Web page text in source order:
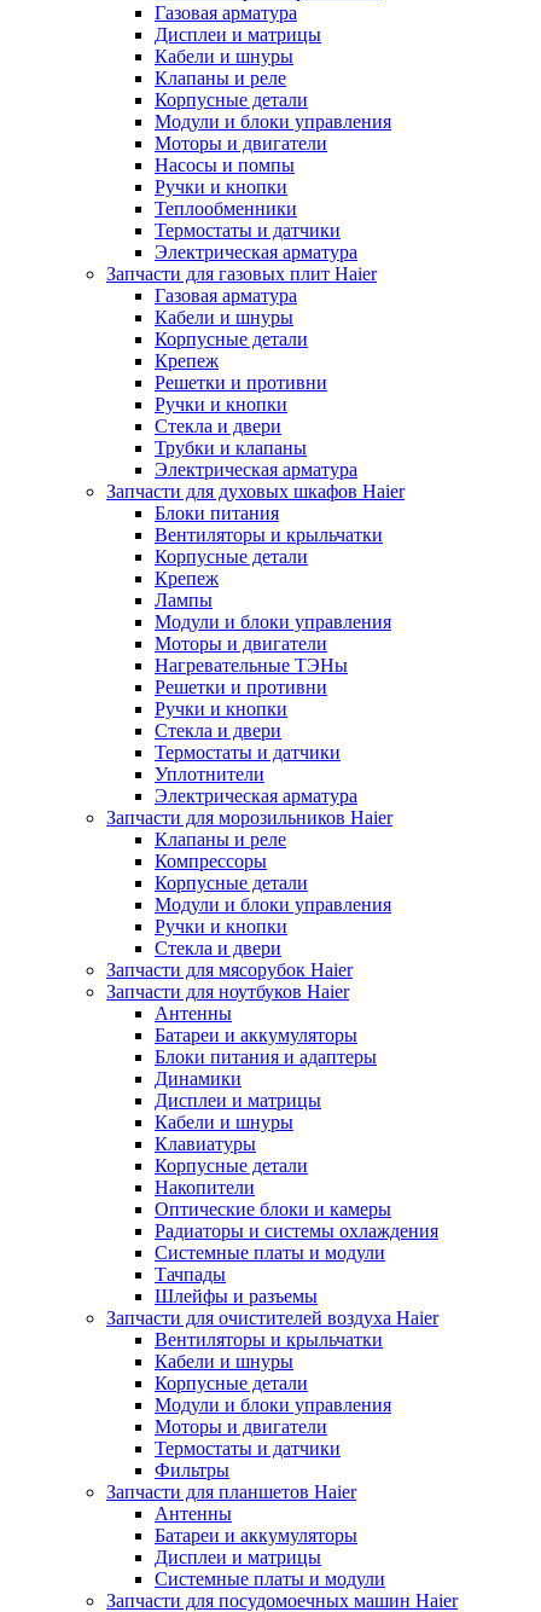
Газовая арматура
Дисплеи и матрицы
Кабели и шнуры
Клапаны и реле
Корпусные детали
Модули и блоки управления
Моторы и двигатели
Насосы и помпы
Ручки и кнопки
Теплообменники
Термостаты и датчики
Электрическая арматура
Запчасти для газовых плит Haier
Газовая арматура
Кабели и шнуры
Корпусные детали
Крепеж
Решетки и противни
Ручки и кнопки
Стекла и двери
Трубки и клапаны
Электрическая арматура
Запчасти для духовых шкафов Haier
Блоки питания
Вентиляторы и крыльчатки
Корпусные детали
Крепеж
Лампы
Модули и блоки управления
Моторы и двигатели
Нагревательные ТЭНы
Решетки и противни
Ручки и кнопки
Стекла и двери
Термостаты и датчики
Уплотнители
Электрическая арматура
Запчасти для морозильников Haier
Клапаны и реле
Компрессоры
Корпусные детали
Модули и блоки управления
Ручки и кнопки
Стекла и двери
Запчасти для мясорубок Haier
Запчасти для ноутбуков Haier
Антенны
Батареи и аккумуляторы
Блоки питания и адаптеры
Динамики
Дисплеи и матрицы
Кабели и шнуры
Клавиатуры
Корпусные детали
Накопители
Оптические блоки и камеры
Радиаторы и системы охлаждения
Системные платы и модули
Тачпады
Шлейфы и разъемы
Запчасти для очистителей воздуха Haier
Вентиляторы и крыльчатки
Кабели и шнуры
Корпусные детали
Модули и блоки управления
Моторы и двигатели
Термостаты и датчики
Фильтры
Запчасти для планшетов Haier
Антенны
Батареи и аккумуляторы
Дисплеи и матрицы
Системные платы и модули
Запчасти для посудомоечных машин Haier